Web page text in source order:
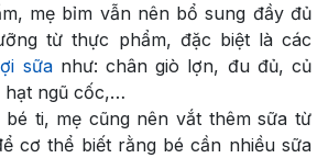
mẹ bỉm vẫn nên bổ sung đầy đủ
từ thực phẩm, đặc biệt là các
sữanhư: chân giò lợn, đu đủ, củ
hạt ngũ cốc,…
bé ti, mẹ cũng nên vắt thêm sữa từ
cơ thể biết rằng bé cần nhiều sữa